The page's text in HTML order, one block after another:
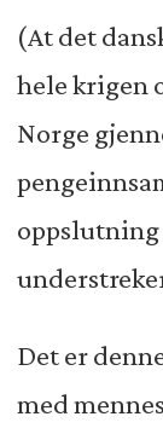
(At det
hele krigen
Norge
oppslutning
Det er
med